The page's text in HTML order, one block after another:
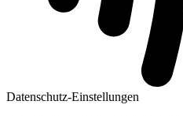
Datenschutz-Einstellungen